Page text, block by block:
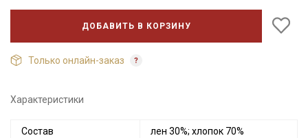
ДОБАВИТЬ В КОРЗИНУ
Только онлайн-заказ
Характеристики
Состав лен 30%; хлопок 70%